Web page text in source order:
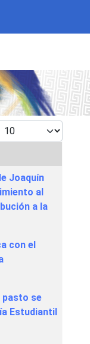
#
Joaquín
al
a la
con el
pasto se
Estudiantil